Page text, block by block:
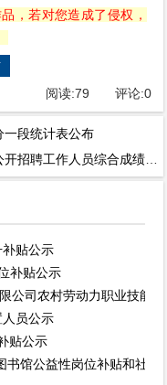
，若对您造成了侵权，
阅读:79 评论:0
一段统计表公布
作人员综合成绩及体检考察公告
贴公示
补贴公示
公司农村劳动力职业技能
员公示
贴公示
馆公益性岗位补贴和社会